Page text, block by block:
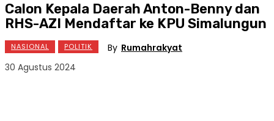
Calon Kepala Daerah Anton-Benny dan
RHS-AZI Mendaftar ke KPU Simalungun
NASIONAL POLITIK By Rumahrakyat
30 Agustus 2024